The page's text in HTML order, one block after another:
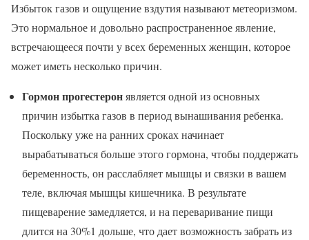
Избыток газов и ощущение вздутия называют метеоризмом.
Это нормальное и довольно распространенное явление,
встречающееся почти у всех беременных женщин, которое
может иметь несколько причин.
Гормон прогестеронявляется одной из основных
причин избытка газов в период вынашивания ребенка.
Поскольку уже на ранних сроках начинает
вырабатываться больше этого гормона, чтобы поддержать
беременность, он расслабляет мышцы и связки в вашем
теле, включая мышцы кишечника. В результате
пищеварение замедляется, и на переваривание пищи
длится на 30%1 дольше, что дает возможность забрать из